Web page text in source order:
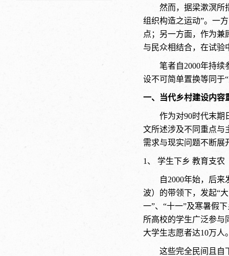
然而，据梁漱溟所
组织构造之运动”。一
点；另一方面，作为兼
与民众相结合，在试验
笔者自2000年持
设不可简单置换等同于
一、当代乡村建设内容
作为对90时代末期
文所述涉及不同重点与
需求与现实问题不断展
1、 学生下乡 教育支农
自2000年始，后
波）的带领下，发起“
一”、“十一”及寒暑假
所高校的学生广泛参与
大学生志愿者达10万人
这些完全民间且自